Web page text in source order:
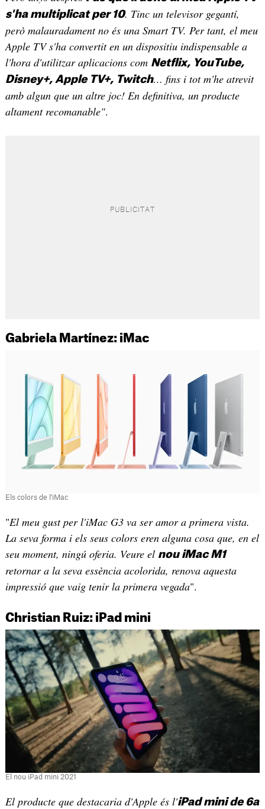
s'ha multiplicat per 10. Tinc un televisor gegantí,
però malauradament no és una Smart TV. Per tant, el meu
Apple TV s'ha convertit en un dispositiu indispensable a
l'hora d'utilitzar aplicacions com Netflix, YouTube,
Disney+, Apple TV+, Twitch… fins i tot m'he atrevit
amb algun que un altre joc! En definitiva, un producte
altament recomanable".
Gabriela Martínez: iMac
Els colors de l'iMac
"El meu gust per l'iMac G3 va ser amor a primera vista.
La seva forma i els seus colors eren alguna cosa que, en el
seu moment, ningú oferia. Veure el nou iMac M1
retornar a la seva essència acolorida, renova aquesta
impressió que vaig tenir la primera vegada".
Christian Ruiz: iPad mini
El nou iPad mini 2021
El producte que destacaria d'Apple és l'iPad mini de 6a